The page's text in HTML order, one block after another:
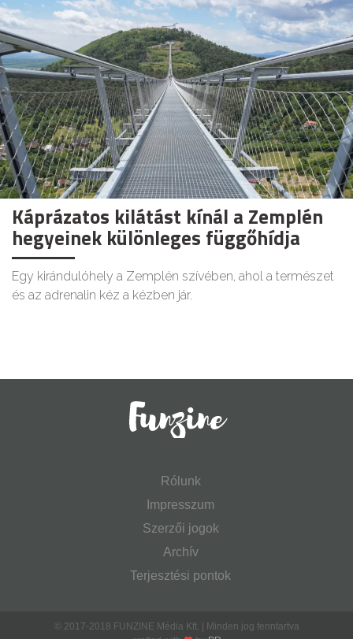
Káprázatos kilátást kínál a Zemplén
hegyeinek különleges függőhídja
Egy kirándulóhely a Zemplén szívében, ahol a természet
és az adrenalin kéz a kézben jár.
Rólunk
Impresszum
Szerzői jogok
Archív
Terjesztési pontok
© 2017-2018 FUNZINE Média Kft. | Minden jog fenntartva